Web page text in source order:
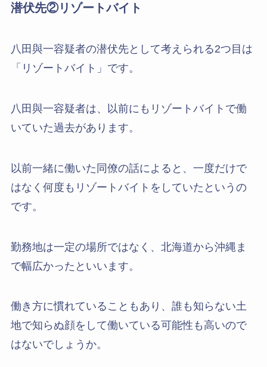
潜伏先②リゾートバイト
八田與一容疑者の潜伏先として考えられる2つ目は
「リゾートバイト」です。
八田與一容疑者は、以前にもリゾートバイトで働
いていた過去があります。
以前一緒に働いた同僚の話によると、一度だけで
はなく何度もリゾートバイトをしていたというの
です。
勤務地は一定の場所ではなく、北海道から沖縄ま
で幅広かったといいます。
働き方に慣れていることもあり、誰も知らない土
地で知らぬ顔をして働いている可能性も高いので
はないでしょうか。